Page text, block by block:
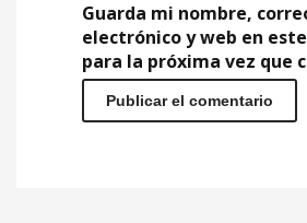
Guarda mi nombre,
electrónico y web en
para la próxima vez que